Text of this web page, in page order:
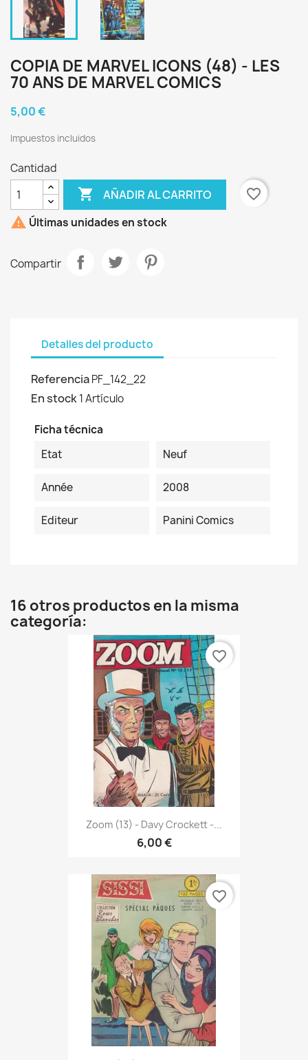
COPIA DE MARVEL ICONS (48) - LES
70 ANS DE MARVEL COMICS
5,00 €
Impuestos incluidos
Cantidad
 AÑADIR AL CARRITO
favorite_border
 Últimas unidades en stock
Compartir
Detalles del producto
ReferenciaPF_142_22
En stock1 Artículo
Ficha técnica
Etat
Neuf
Année 2008
Editeur Panini Comics
16 otros productos en la misma
categoría:
Zoom (13) - Davy Crockett -...
6,00 €
favorite_border
favorite_border